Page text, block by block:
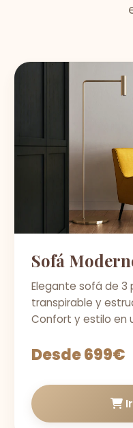
Sofá
Elegante sofá de 3
transpirable y
Confort y estilo en
Desde 699€